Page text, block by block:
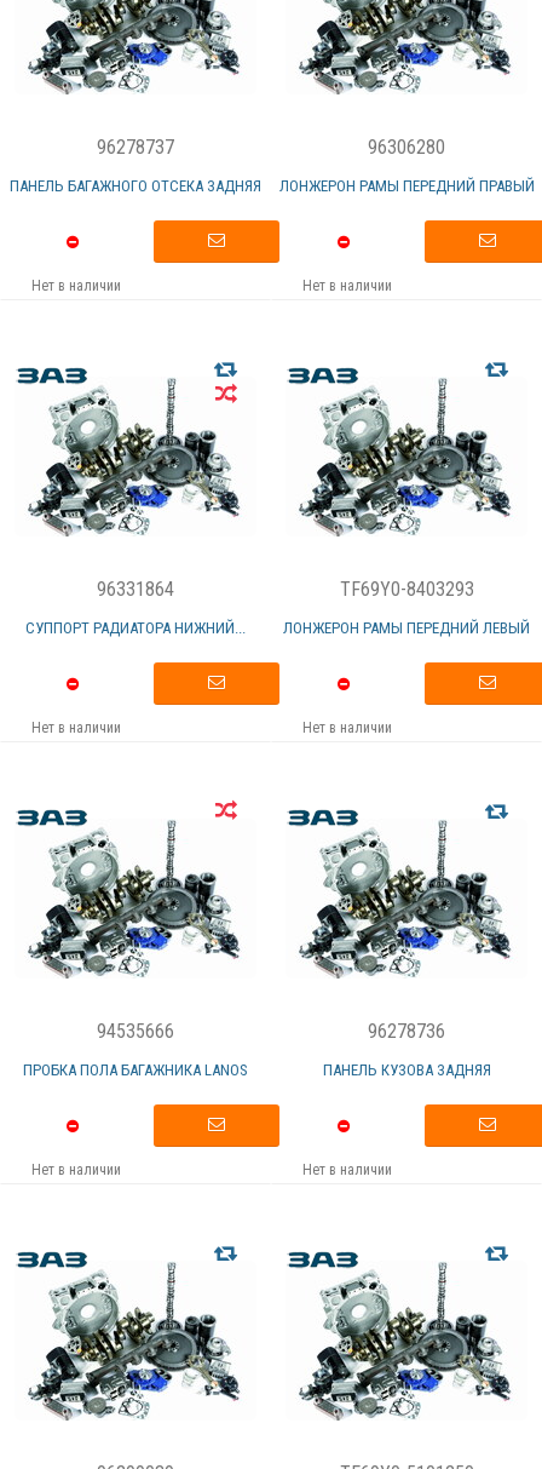
96278737
ПАНЕЛЬ БАГАЖНОГО ОТСЕКА ЗАДНЯЯ
Нет в наличии
96306280
ЛОНЖЕРОН РАМЫ ПЕРЕДНИЙ ПРАВЫЙ
Нет в наличии
96331864
СУППОРТ РАДИАТОРА НИЖНИЙ...
Нет в наличии
TF69Y0-8403293
ЛОНЖЕРОН РАМЫ ПЕРЕДНИЙ ЛЕВЫЙ
Нет в наличии
94535666
ПРОБКА ПОЛА БАГАЖНИКА LANOS
Нет в наличии
96278736
ПАНЕЛЬ КУЗОВА ЗАДНЯЯ
Нет в наличии